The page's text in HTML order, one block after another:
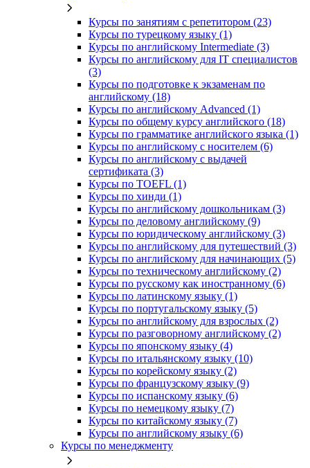
Курсы по занятиям с репетитором (23)
Курсы по турецкому языку (1)
Курсы по английскому Intermediate (3)
Курсы по английскому для IT специалистов
(3)
Курсы по подготовке к экзаменам по
английскому (18)
Курсы по английскому Advanced (1)
Курсы по общему курсу английского (18)
Курсы по грамматике английского языка (1)
Курсы по английскому с носителем (6)
Курсы по английскому с выдачей
сертификата (3)
Курсы по TOEFL (1)
Курсы по хинди (1)
Курсы по английскому дошкольникам (3)
Курсы по деловому английскому (9)
Курсы по юридическому английскому (3)
Курсы по английскому для путешествий (3)
Курсы по английскому для начинающих (5)
Курсы по техническому английскому (2)
Курсы по русскому как иностранному (6)
Курсы по латинскому языку (1)
Курсы по португальскому языку (5)
Курсы по английскому для взрослых (2)
Курсы по разговорному английскому (2)
Курсы по японскому языку (4)
Курсы по итальянскому языку (10)
Курсы по корейскому языку (2)
Курсы по французскому языку (9)
Курсы по испанскому языку (6)
Курсы по немецкому языку (7)
Курсы по китайскому языку (7)
Курсы по английскому языку (6)
Курсы по менеджменту